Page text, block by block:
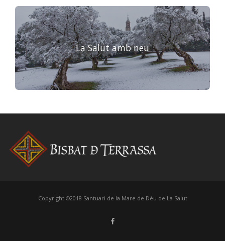
La Salut amb neu
Copyright ©2018 Santuari de la Mare de Déu de La Salut